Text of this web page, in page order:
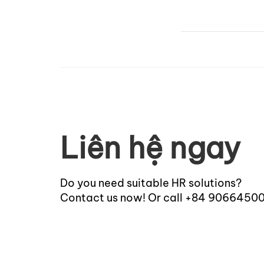
Liên hệ ngay
Do you need suitable HR solutions?
Contact us now! Or call +84